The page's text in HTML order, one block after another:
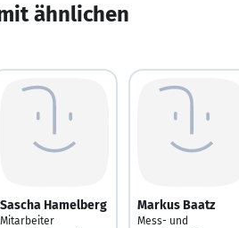
ähnlichen
Sascha Hamelberg
Mitarbeiter
Markus Baatz
Mess- und